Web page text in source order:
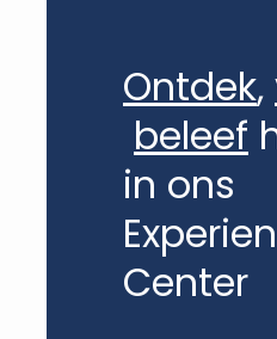
Ontdek,
beleef
in ons
Center